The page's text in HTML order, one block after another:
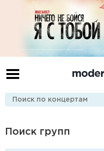
Поиск групп